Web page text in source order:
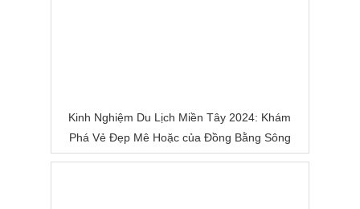
Kinh Nghiệm Du Lịch Miền Tây 2024: Khám
Phá Vẻ Đẹp Mê Hoặc của Đồng Bằng Sông
Nước